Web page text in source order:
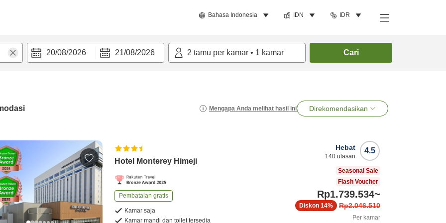
Bahasa Indonesia IDN IDR
20/08/2026 21/08/2026 2 tamu per kamar • 1 kamar Cari
Mengapa Anda melihat hasil ini Direkomendasikan
Hotel Monterey Himeji
Pembatalan gratis
Kamar saja
Kamar mandi dan toilet tersedia
4.5
Hebat
140 ulasan
Seasonal Sale
Flash Voucher
Rp1.739.534~
Rp2.046.510
Diskon 14%
Per kamar